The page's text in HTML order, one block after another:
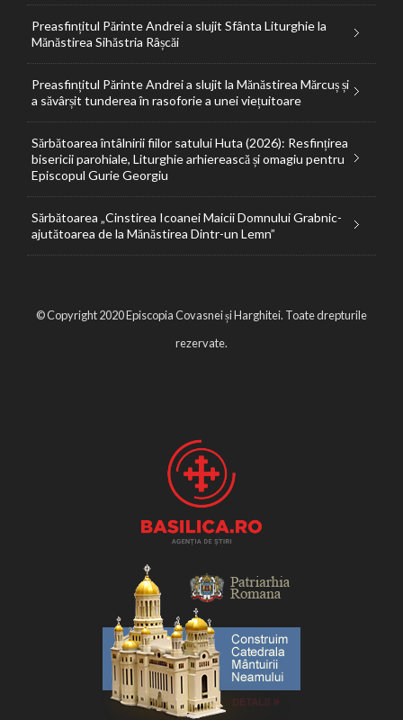
Preasfințitul Părinte Andrei a slujit Sfânta Liturghie la
Mănăstirea Sihăstria Râșcăi
Preasfințitul Părinte Andrei a slujit la Mănăstirea Mărcuș și
a săvârșit tunderea în rasoforie a unei viețuitoare
Sărbătoarea întâlnirii fiilor satului Huta (2026): Resfințirea
bisericii parohiale, Liturghie arhierească și omagiu pentru
Episcopul Gurie Georgiu
Sărbătoarea „Cinstirea Icoanei Maicii Domnului Grabnic-
ajutătoarea de la Mănăstirea Dintr-un Lemn”
© Copyright 2020 Episcopia Covasnei și Harghitei. Toate drepturile
rezervate.